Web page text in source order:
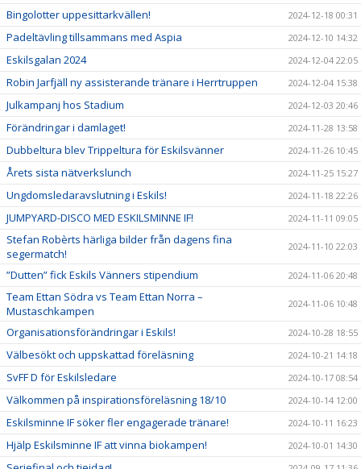
Bingolotter uppesittarkvällen! 2024-12-18 00:31
Padeltävling tillsammans med Aspia 2024-12-10 14:32
Eskilsgalan 2024 2024-12-04 22:05
Robin Jarfjäll ny assisterande tränare i Herrtruppen 2024-12-04 15:38
Julkampanj hos Stadium 2024-12-03 20:46
Förändringar i damlaget! 2024-11-28 13:58
Dubbeltura blev Trippeltura för Eskilsvänner 2024-11-26 10:45
Årets sista nätverkslunch 2024-11-25 15:27
Ungdomsledaravslutning i Eskils! 2024-11-18 22:26
JUMPYARD-DISCO MED ESKILSMINNE IF! 2024-11-11 09:05
Stefan Robèrts härliga bilder från dagens fina
segermatch!
2024-11-10 22:03
”Dutten” fick Eskils Vänners stipendium 2024-11-06 20:48
Team Ettan Södra vs Team Ettan Norra –
Mustaschkampen
2024-11-06 10:48
Organisationsförändringar i Eskils! 2024-10-28 18:55
Välbesökt och uppskattad föreläsning 2024-10-21 14:18
SvFF D för Eskilsledare 2024-10-17 08:54
Välkommen på inspirationsföreläsning 18/10 2024-10-14 12:00
Eskilsminne IF söker fler engagerade tränare! 2024-10-11 16:23
Hjälp Eskilsminne IF att vinna biokampen! 2024-10-01 14:30